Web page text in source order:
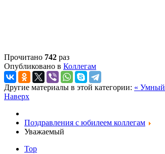
Прочитано 742 раз
Опубликовано в Коллегам
Другие материалы в этой категории: « Умный
Наверх
Поздравления с юбилеем коллегам
Уважаемый
Top